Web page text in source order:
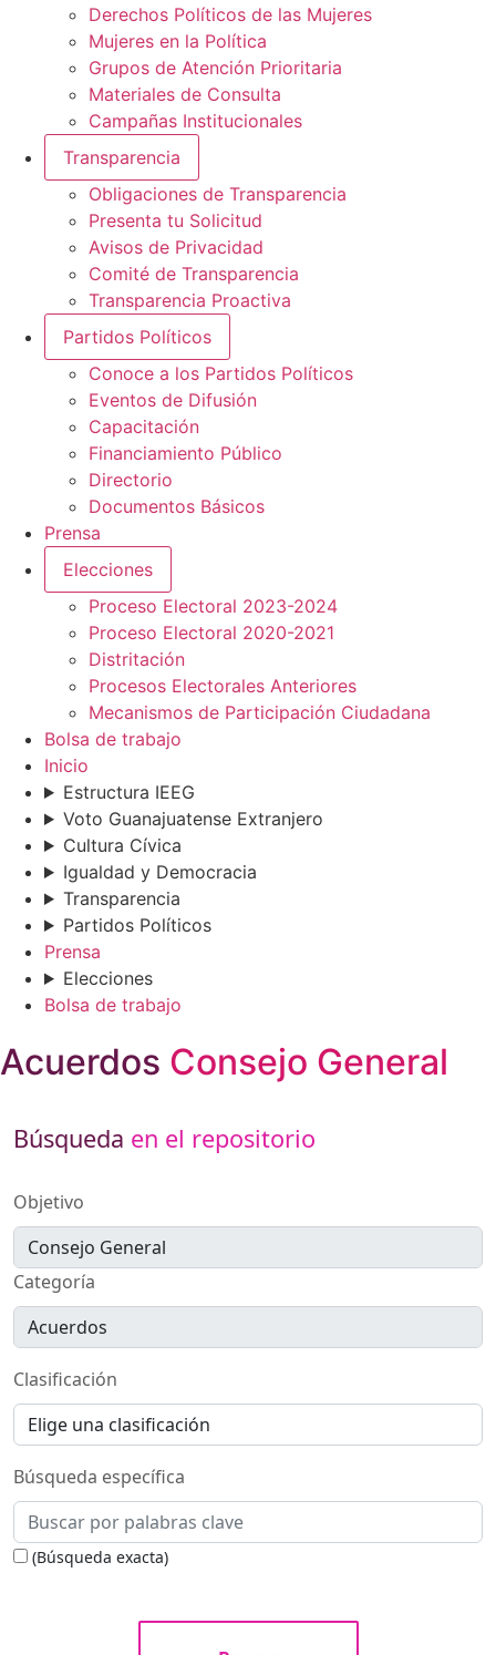
Derechos Políticos de las Mujeres
Mujeres en la Política
Grupos de Atención Prioritaria
Materiales de Consulta
Campañas Institucionales
Transparencia
Obligaciones de Transparencia
Presenta tu Solicitud
Avisos de Privacidad
Comité de Transparencia
Transparencia Proactiva
Partidos Políticos
Conoce a los Partidos Políticos
Eventos de Difusión
Capacitación
Financiamiento Público
Directorio
Documentos Básicos
Prensa
Elecciones
Proceso Electoral 2023-2024
Proceso Electoral 2020-2021
Distritación
Procesos Electorales Anteriores
Mecanismos de Participación Ciudadana
Bolsa de trabajo
Inicio
Estructura IEEG
Voto Guanajuatense Extranjero
Cultura Cívica
Igualdad y Democracia
Transparencia
Partidos Políticos
Prensa
Elecciones
Bolsa de trabajo
Acuerdos Consejo General